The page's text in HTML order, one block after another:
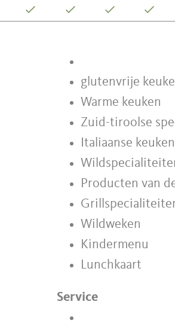
glutenvrije
Warme keuken
Zuid-tiroolse
Italiaanse keuken
Producten van
Wildweken
Kindermenu
Lunchkaart
Service